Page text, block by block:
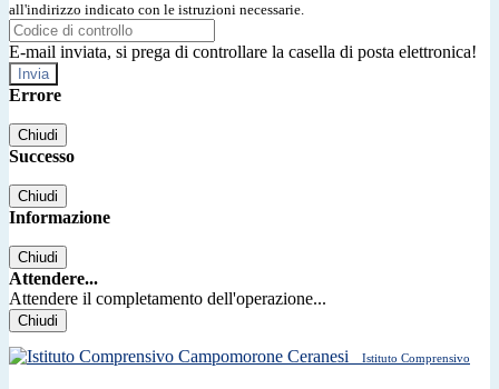
all'indirizzo indicato con le istruzioni necessarie.
E-mail inviata, si prega di controllare la casella di posta elettronica!
Errore
Chiudi
Successo
Chiudi
Informazione
Chiudi
Attendere...
Attendere il completamento dell'operazione...
Chiudi
Istituto Comprensivo